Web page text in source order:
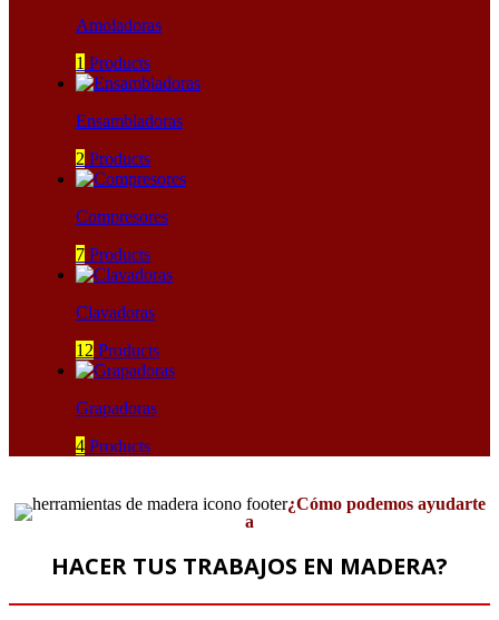
Amoladoras
1 Products
Ensambladoras
2 Products
Compresores
7 Products
Clavadoras
12 Products
Grapadoras
4 Products
¿Cómo podemos ayudarte
a
HACER TUS TRABAJOS EN MADERA?